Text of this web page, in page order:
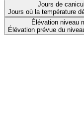
Jours de
Jours où la température
Élévation niveau
Élévation prévue du